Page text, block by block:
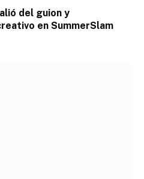
del guion y
en SummerSlam